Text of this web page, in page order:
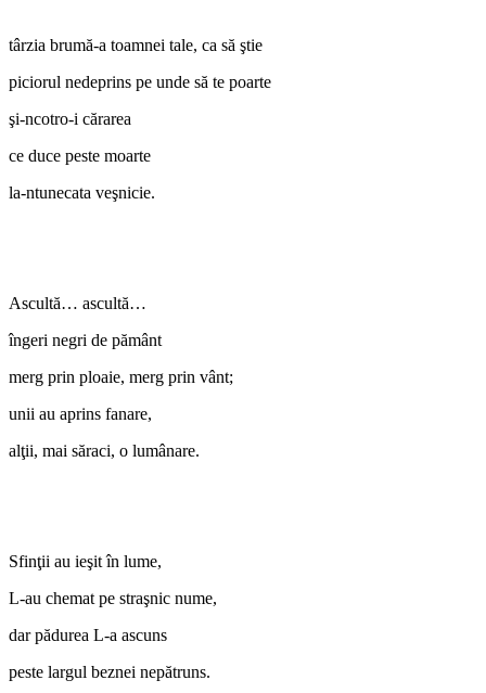
târzia brumă-a toamnei tale, ca să ştie
piciorul nedeprins pe unde să te poarte
şi-ncotro-i cărarea
ce duce peste moarte
la-ntunecata veşnicie.
Ascultă… ascultă…
îngeri negri de pământ
merg prin ploaie, merg prin vânt;
unii au aprins fanare,
alţii, mai săraci, o lumânare.
Sfinţii au ieşit în lume,
L-au chemat pe straşnic nume,
dar pădurea L-a ascuns
peste largul beznei nepătruns.